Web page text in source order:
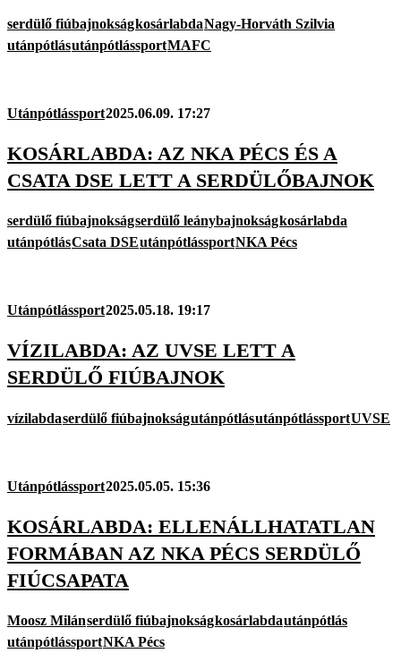
serdülő fiúbajnokságkosárlabdaNagy-Horváth Szilvia
utánpótlásutánpótlássportMAFC
Utánpótlássport2025.06.09. 17:27
KOSÁRLABDA: AZ NKA PÉCS ÉS A
CSATA DSE LETT A SERDÜLŐBAJNOK
serdülő fiúbajnokságserdülő leánybajnokságkosárlabda
utánpótlásCsata DSEutánpótlássportNKA Pécs
Utánpótlássport2025.05.18. 19:17
VÍZILABDA: AZ UVSE LETT A
SERDÜLŐ FIÚBAJNOK
vízilabdaserdülő fiúbajnokságutánpótlásutánpótlássportUVSE
Utánpótlássport2025.05.05. 15:36
KOSÁRLABDA: ELLENÁLLHATATLAN
FORMÁBAN AZ NKA PÉCS SERDÜLŐ
FIÚCSAPATA
Moosz Milánserdülő fiúbajnokságkosárlabdautánpótlás
utánpótlássportNKA Pécs